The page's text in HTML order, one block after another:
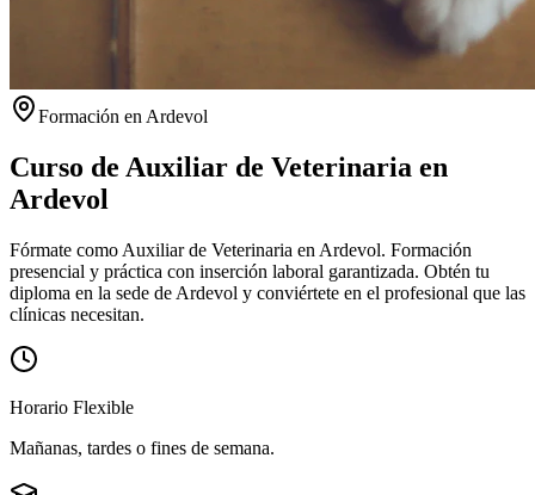
Formación en Ardevol
Curso de Auxiliar de Veterinaria en
Ardevol
Fórmate como Auxiliar de Veterinaria en Ardevol. Formación
presencial y práctica con inserción laboral garantizada. Obtén tu
diploma en la sede de Ardevol y conviértete en el profesional que las
clínicas necesitan.
Horario Flexible
Mañanas, tardes o fines de semana.